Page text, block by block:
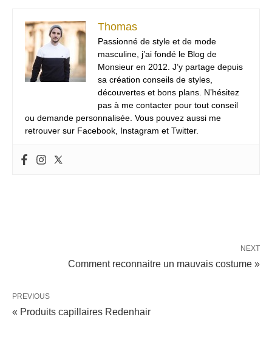
Thomas
Passionné de style et de mode
masculine, j’ai fondé le Blog de
Monsieur en 2012. J’y partage depuis
sa création conseils de styles,
découvertes et bons plans. N’hésitez
pas à me contacter pour tout conseil
ou demande personnalisée. Vous pouvez aussi me
retrouver sur Facebook, Instagram et Twitter.
NEXT
Comment reconnaitre un mauvais costume »
PREVIOUS
« Produits capillaires Redenhair